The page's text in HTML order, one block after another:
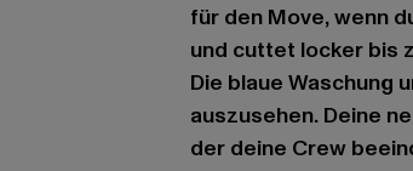
für den Move, wenn
und cuttet locker bis
Die blaue Waschung
auszusehen. Deine
der deine Crew